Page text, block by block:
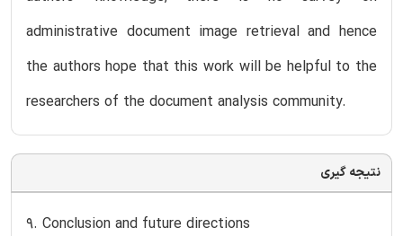
administrative document image retrieval and hence
the authors hope that this work will be helpful to the
researchers of the document analysis community.
نتیجه گیری
9. Conclusion and future directions